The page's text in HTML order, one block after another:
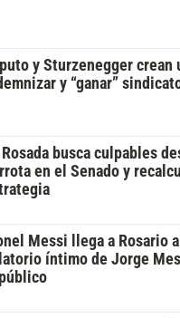
y Sturzenegger crean
y “ganar”
Rosada busca culpables
en el Senado y
Messi llega a Rosario
íntimo de Jorge